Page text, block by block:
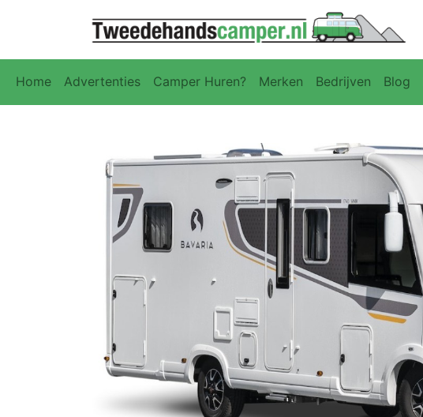
Home Advertenties Camper Huren? Merken Bedrijven Blog